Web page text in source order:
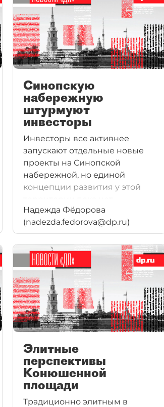
Синопскую
набережную
штурмуют
инвесторы
Инвесторы все активнее
запускают отдельные новые
проекты на Синопской
набережной, но единой
концепции развития у этой
Надежда Фёдорова
(nadezda.fedorova@dp.ru)
Элитные
перспективы
Конюшенной
площади
Традиционно элитным в